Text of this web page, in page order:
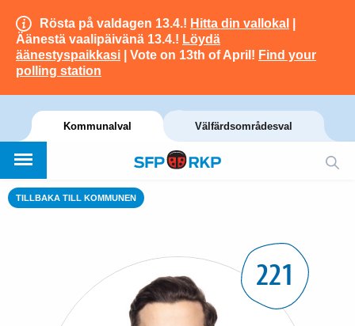
Rösta på valdagen 13.4.! Hitta din vallokal
Äänestä vaalipäivänä 13.4.! Löydä
äänestyspaikkasi | Vote on 13th of April! Find your
polling station
Kommunalval Välfärdsområdesval
TILLBAKA TILL KOMMUNEN
221